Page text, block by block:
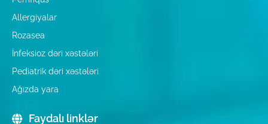
Allergiyalar
Rozasea
İnfeksioz dəri xəstələri
Pediatrik dəri xəstələri
Ağızda yara
Faydalı linklər